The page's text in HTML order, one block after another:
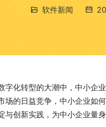
软件新闻
字化转型的大潮中，中小企
场的日益竞争，中小企业如
与创新实践，为中小企业量